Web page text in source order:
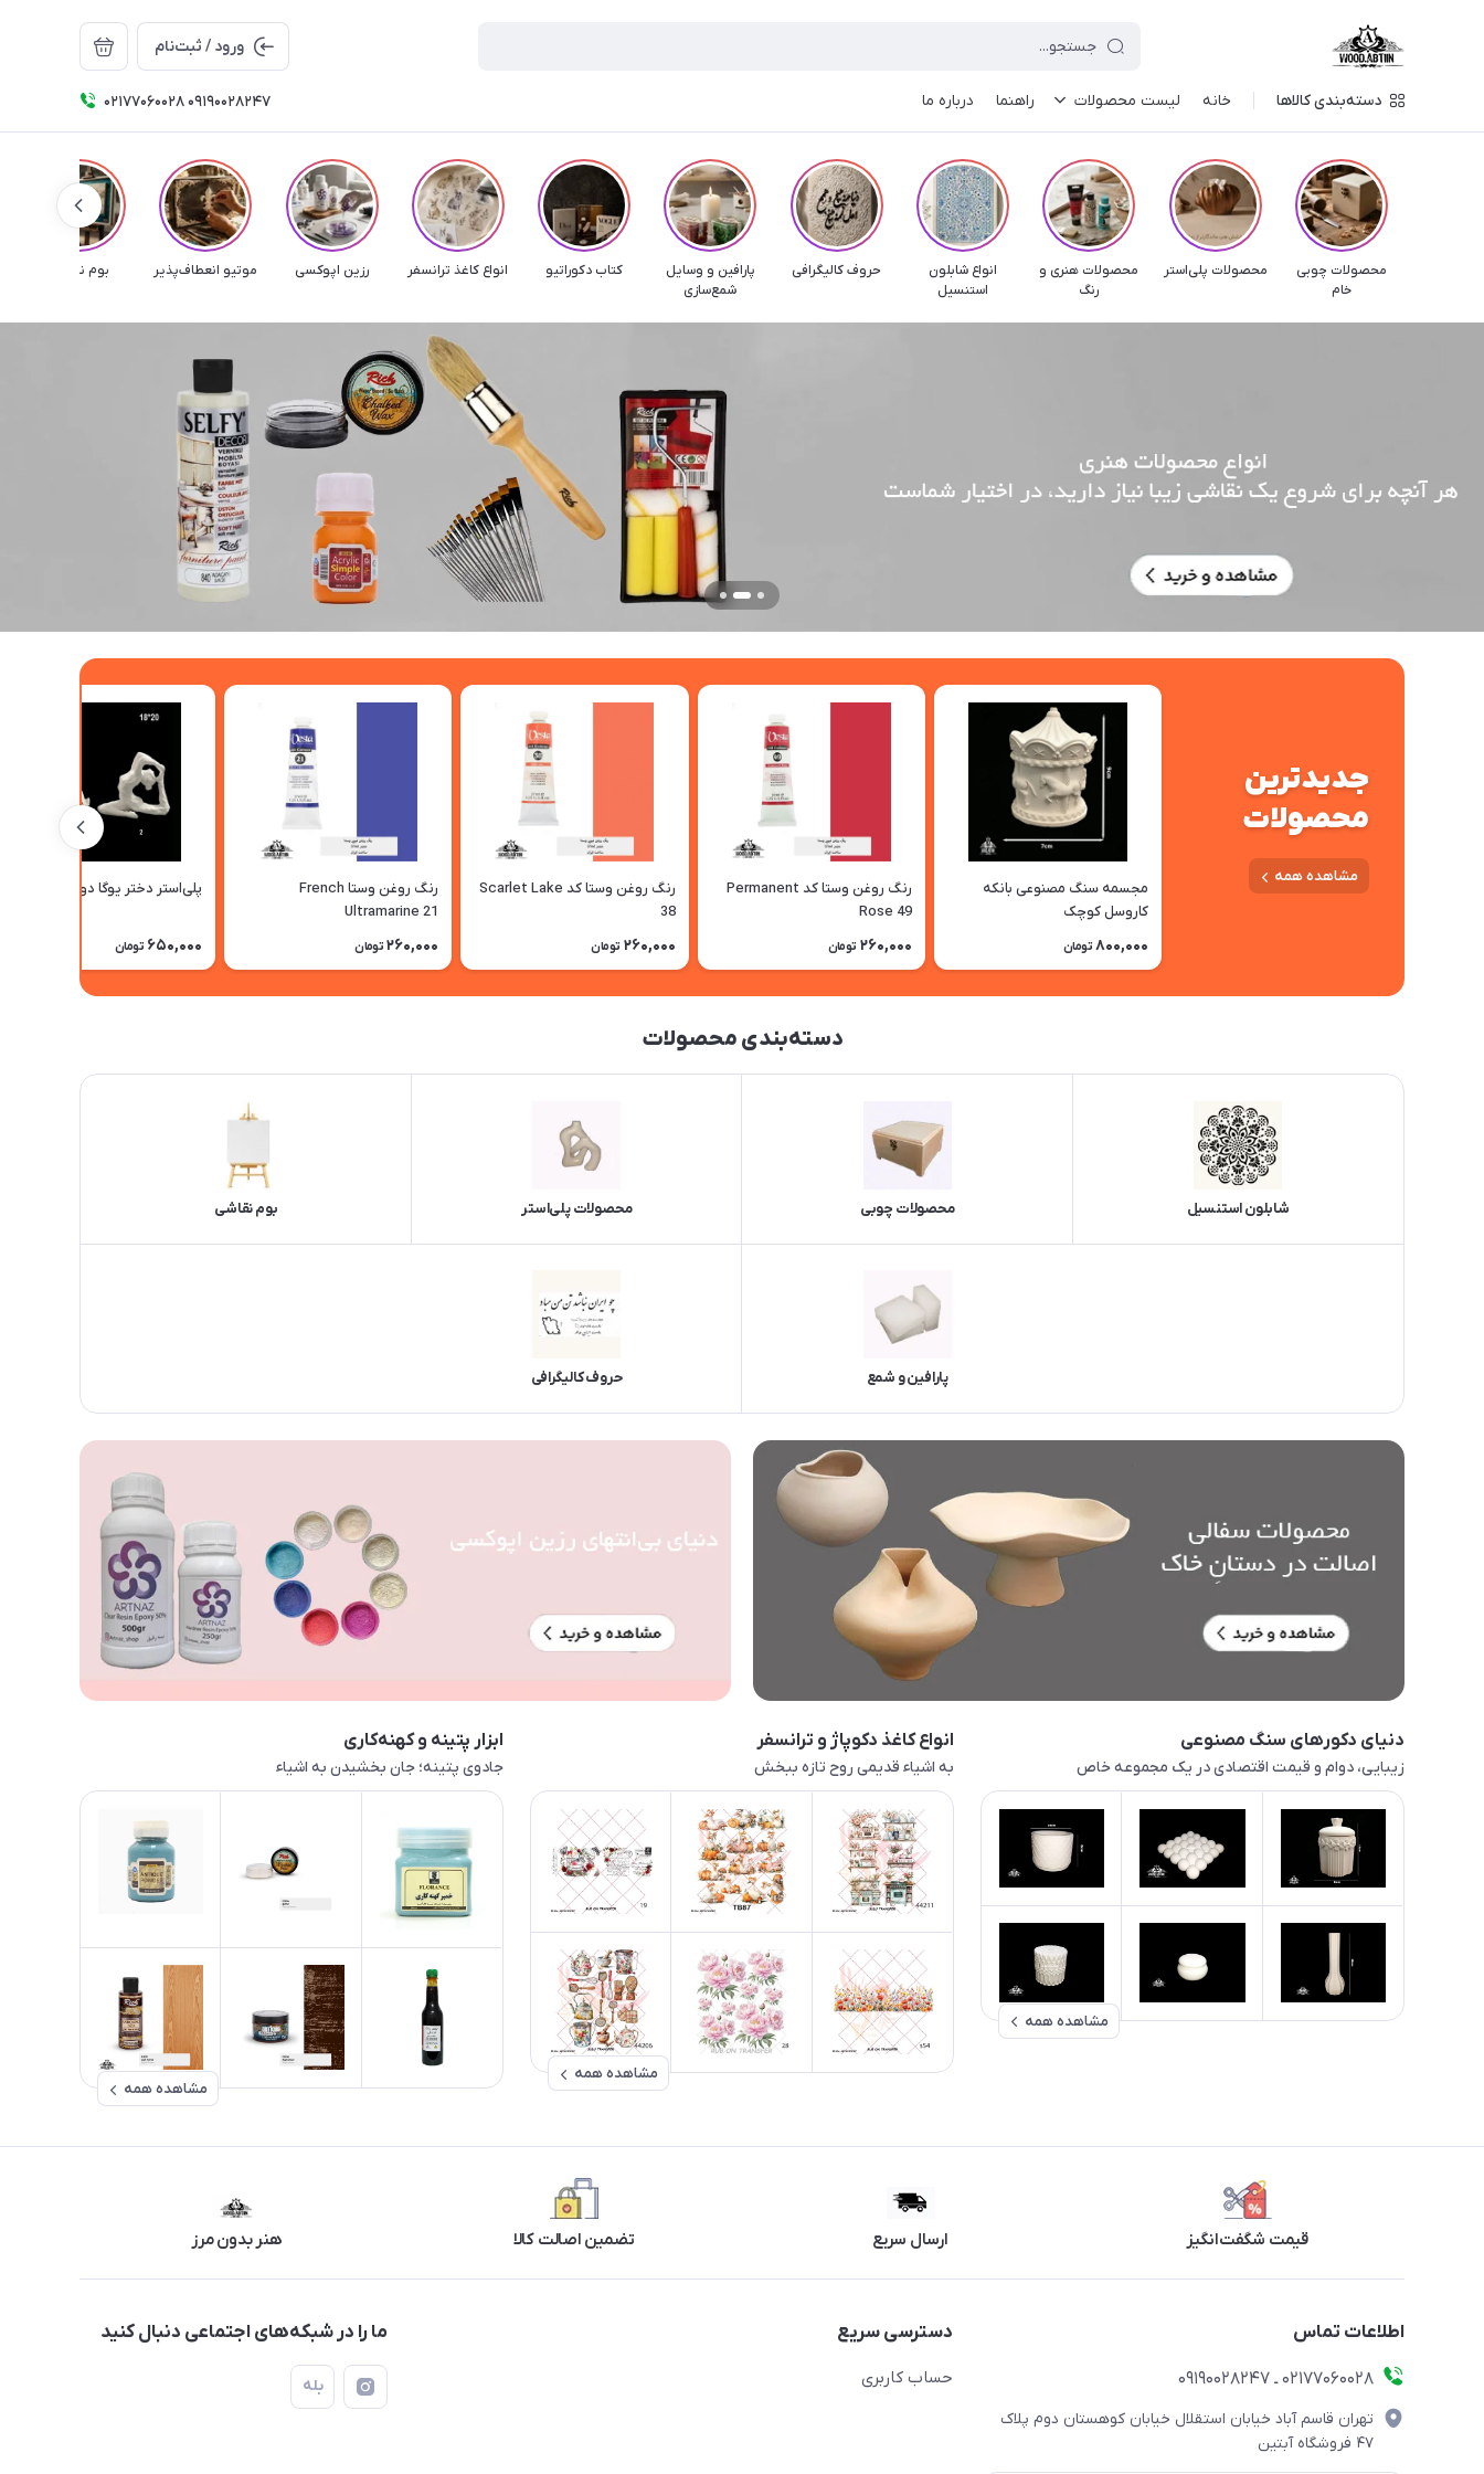
ورود / ثبت‌نام
دسته‌بندی کالاها خانه لیست محصولات راهنما درباره ما ۰۲۱۷۷۰۶۰۰۲۸ ۰۹۱۹۰۰۲۸۲۴۷
محصولات چوبی
خام
محصولات پلی‌استر
محصولات هنری و
رنگ
انواع شابلون
استنسیل
حروف کالیگرافی
پارافین و وسایل
شمع‌سازی
کتاب دکوراتیو انواع کاغذ ترانسفر رزین اپوکسی موتیو انعطاف‌پذیر بوم نقاشی
جدیدترین
محصولات
مشاهده همه
مجسمه سنگ مصنوعی بانکه
کاروسل کوچک
800,000 تومان
رنگ روغن وستا کد Permanent
Rose 49
260,000 تومان
رنگ روغن وستا کد Scarlet Lake
38
260,000 تومان
رنگ روغن وستا French
Ultramarine 21
260,000 تومان
پلی‌استر دختر یوگا دومدل
650,000 تومان
دسته‌بندی محصولات
شابلون استنسیل محصولات چوبی محصولات پلی‌استر بوم نقاشی
پارافین و شمع حروف کالیگرافی
دنیای دکورهای سنگ مصنوعی
زیبایی، دوام و قیمت اقتصادی در یک مجموعه خاص
مشاهده همه
انواع کاغذ دکوپاژ و ترانسفر
به اشیاء قدیمی روح تازه ببخش
مشاهده همه
ابزار پتینه و کهنه‌کاری
جادوی پتینه؛ جان بخشیدن به اشیاء
مشاهده همه
قیمت شگفت‌انگیز ارسال سریع تضمین اصالت کالا هنر بدون مرز
اطلاعات تماس
۰۲۱۷۷۰۶۰۰۲۸ ـ ۰۹۱۹۰۰۲۸۲۴۷
تهران قاسم آباد خیابان استقلال خیابان کوهستان دوم پلاک
۴۷ فروشگاه آبتین
دسترسی سریع
حساب کاربری
ما را در شبکه‌های اجتماعی دنبال کنید
بله